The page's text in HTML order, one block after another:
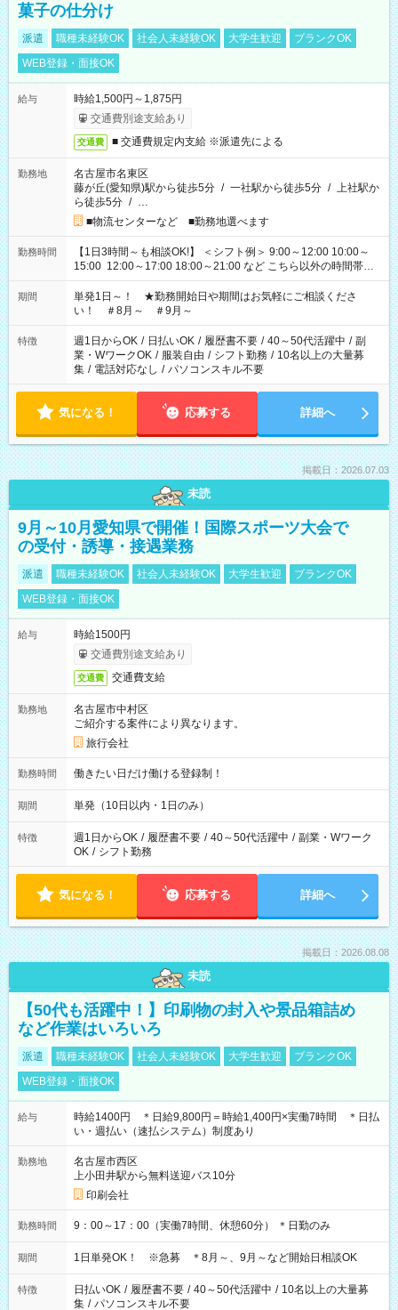
菓子の仕分け
派遣 職種未経験OK 社会人未経験OK 大学生歓迎
ブランクOK
WEB登録・面接OK
給与
時給1,500円～1,875円
交通費別途支給あり
交通費 ■ 交通費規定内支給 ※派遣先による
勤務地
名古屋市名東区
藤が丘(愛知県)駅から徒歩5分 / 一社駅から徒歩5分 / 上社駅か
ら徒歩5分 / …
■物流センターなど ■勤務地選べます
勤務時間
【1日3時間～も相談OK!】 ＜シフト例＞ 9:00～12:00 10:00～
15:00 12:00～17:00 18:00～21:00 など こちら以外の時間帯も
お気軽にご相談ください！
期間
単発1日～！ ★勤務開始日や期間はお気軽にご相談くださ
い！ ＃8月～ ＃9月～
特徴 週1日からOK / 日払いOK / 履歴書不要 / 40～50代活躍中 / 副
業・WワークOK / 服装自由 / シフト勤務 / 10名以上の大量募
集 / 電話対応なし / パソコンスキル不要
気になる！ 応募する 詳細へ
掲載日：2026.07.03
未読
9月～10月愛知県で開催！国際スポーツ大会で
の受付・誘導・接遇業務
派遣 職種未経験OK 社会人未経験OK 大学生歓迎
ブランクOK
WEB登録・面接OK
給与
時給1500円
交通費別途支給あり
交通費 交通費支給
勤務地
名古屋市中村区
ご紹介する案件により異なります。
旅行会社
勤務時間 働きたい日だけ働ける登録制！
期間 単発（10日以内・1日のみ）
特徴 週1日からOK / 履歴書不要 / 40～50代活躍中 / 副業・Wワーク
OK / シフト勤務
気になる！ 応募する 詳細へ
掲載日：2026.08.08
未読
【50代も活躍中！】印刷物の封入や景品箱詰め
など作業はいろいろ
派遣 職種未経験OK 社会人未経験OK 大学生歓迎
ブランクOK
WEB登録・面接OK
給与
時給1400円 ＊日給9,800円＝時給1,400円×実働7時間 ＊日払
い・週払い（速払システム）制度あり
勤務地
名古屋市西区
上小田井駅から無料送迎バス10分
印刷会社
勤務時間 9：00～17：00（実働7時間、休憩60分） ＊日勤のみ
期間 1日単発OK！ ※急募 ＊8月～、9月～など開始日相談OK
特徴 日払いOK / 履歴書不要 / 40～50代活躍中 / 10名以上の大量募
集 / パソコンスキル不要